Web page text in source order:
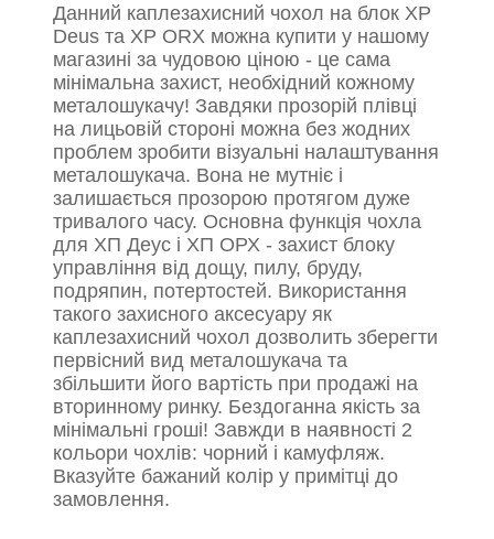
Данний каплезахисний чохол на блок XP
Deus та XP ORX можна купити у нашому
магазині за чудовою ціною - це сама
мінімальна захист, необхідний кожному
металошукачу! Завдяки прозорій плівці
на лицьовій стороні можна без жодних
проблем зробити візуальні налаштування
металошукача. Вона не мутніє і
залишається прозорою протягом дуже
тривалого часу. Основна функція чохла
для ХП Деус і ХП ОРХ - захист блоку
управління від дощу, пилу, бруду,
подряпин, потертостей. Використання
такого захисного аксесуару як
каплезахисний чохол дозволить зберегти
первісний вид металошукача та
збільшити його вартість при продажі на
вторинному ринку. Бездоганна якість за
мінімальні гроші! Завжди в наявності 2
кольори чохлів: чорний і камуфляж.
Вказуйте бажаний колір у примітці до
замовлення.